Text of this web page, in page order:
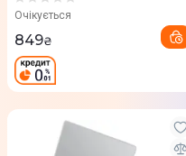
Очікується
849₴